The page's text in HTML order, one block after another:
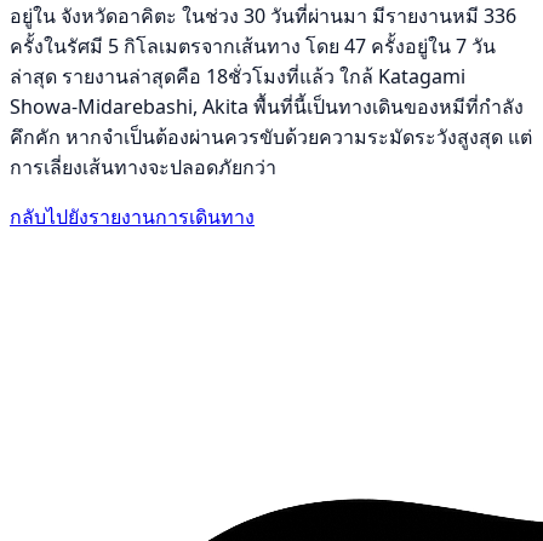
อยู่ใน จังหวัดอาคิตะ ในช่วง 30 วันที่ผ่านมา มีรายงานหมี 336
ครั้งในรัศมี 5 กิโลเมตรจากเส้นทาง โดย 47 ครั้งอยู่ใน 7 วัน
ล่าสุด รายงานล่าสุดคือ 18ชั่วโมงที่แล้ว ใกล้ Katagami
Showa-Midarebashi, Akita พื้นที่นี้เป็นทางเดินของหมีที่กำลัง
คึกคัก หากจำเป็นต้องผ่านควรขับด้วยความระมัดระวังสูงสุด แต่
การเลี่ยงเส้นทางจะปลอดภัยกว่า
กลับไปยังรายงานการเดินทาง